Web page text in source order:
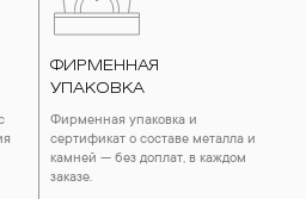
ФИРМЕННАЯ
УПАКОВКА
Фирменная упаковка и
сертификат о составе металла и
камней — без доплат, в каждом
заказе.